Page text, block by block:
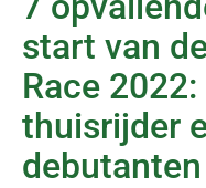
start van
Race
thuisrijder
debutanten